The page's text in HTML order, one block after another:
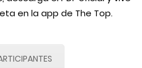
en la app de The Top.